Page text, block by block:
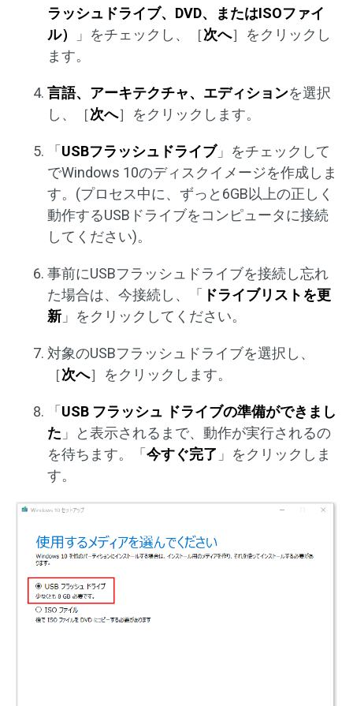
ラッシュドライブ、DVD、またはISOファイ
ル）
」をチェックし、［次へ］をクリックし
ます。
言語、アーキテクチャ、エディションを選択
し、［次へ］をクリックします。
「USBフラッシュドライブ」をチェックして
でWindows 10のディスクイメージを作成しま
す。(プロセス中に、ずっと6GB以上の正しく
動作するUSBドライブをコンピュータに接続
してください)。
事前にUSBフラッシュドライブを接続し忘れ
た場合は、今接続し、「 ドライブリストを更
新 」をクリックしてください。
対象のUSBフラッシュドライブを選択し、
［次へ］をクリックします。
「USB フラッシュ ドライブの準備ができまし
た 」と表示されるまで、動作が実行されるの
を待ちます。「今すぐ完了 」をクリックしま
す。